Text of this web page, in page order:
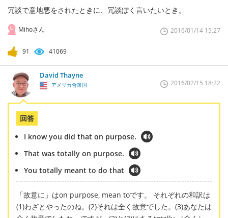
冗談で意地悪をされたときに、冗談ぽく言いたいとき。
Mihoさん 2016/01/14 15:27
91 41069
David Thayne
アメリカ合衆国 2016/02/15 18:22
回答
I know you did that on purpose.
That was totally on purpose.
You totally meant to do that
「故意に」はon purpose, mean toです。 それぞれの和訳は
(1)わざとやったのね。(2)それは全く故意でした。(3)あなたは